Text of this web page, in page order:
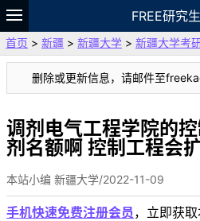
FREE研究
题库
故事 专题 APP
VIP
资料
首页 > 新疆 > 新疆大学 > 新疆大学考
删除或更新信息，请邮件至
调剂电气工程学院的
剂名额啊 控制工程会
本站小编 新疆大学/2022-11-09
手机快速免费注册会员 ，立即获取